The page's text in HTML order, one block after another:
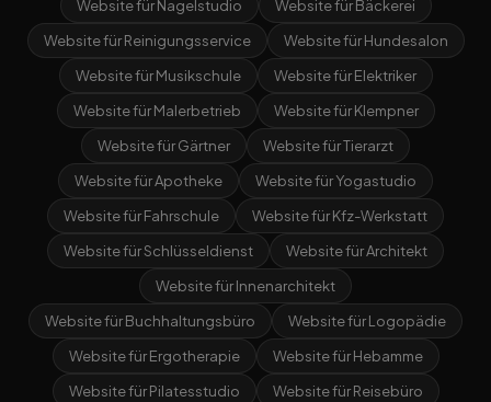
Website für Nagelstudio
Website für Bäckerei
Website für Reinigungsservice
Website für Hundesalon
Website für Musikschule
Website für Elektriker
Website für Malerbetrieb
Website für Klempner
Website für Gärtner
Website für Tierarzt
Website für Apotheke
Website für Yogastudio
Website für Fahrschule
Website für Kfz-Werkstatt
Website für Schlüsseldienst
Website für Architekt
Website für Innenarchitekt
Website für Buchhaltungsbüro
Website für Logopädie
Website für Ergotherapie
Website für Hebamme
Website für Pilatesstudio
Website für Reisebüro